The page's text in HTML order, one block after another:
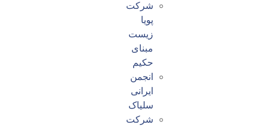
شرکت
پویا
زیست
مبنای
حکیم
انجمن
ایرانی
سلیاک
شرکت